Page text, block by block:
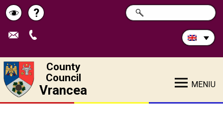
Schimbă
contrastul
Help
?
Search
in
SEARCH
County
Council
Vrancea MENIU